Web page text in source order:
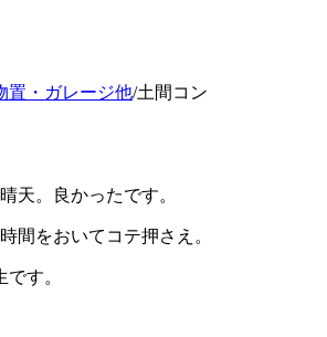
置・ガレージ他/土間コン
天。良かったです。
間をおいてコテ押さえ。
す。